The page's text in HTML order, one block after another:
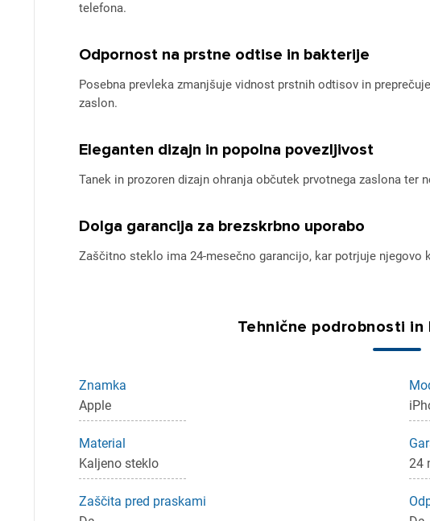
telefona.
Odpornost na prstne odtise in bakterije
Posebna prevleka zmanjšuje vidnost prstnih odtisov in
zaslon.
Eleganten dizajn in popolna povezljivost
Tanek in prozoren dizajn ohranja občutek prvotnega zaslona
Dolga garancija za brezskrbno uporabo
Zaščitno steklo ima 24-mesečno garancijo, kar potrjuje njegovo
Tehnične podrobnosti
Znamka
Apple
Material
Kaljeno steklo
24
Zaščita pred praskami